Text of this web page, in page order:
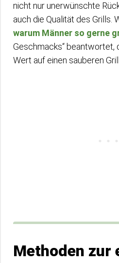
nicht nur unerwünschte
auch die Qualität des Grills.
warum Männer so gerne
Geschmacks“ beantwortet,
Wert auf einen sauberen Grill.
Methoden zur